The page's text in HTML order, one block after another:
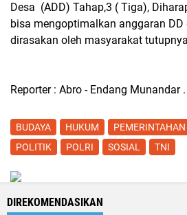
Desa (ADD) Tahap,3 ( Tiga),
bisa mengoptimalkan anggaran
dirasakan oleh masyarakat
Reporter : Abro - Endang Munandar .
BUDAYA HUKUM PEMERINTAHAN
POLITIK
POLRI SOSIAL TNI
DIREKOMENDASIKAN